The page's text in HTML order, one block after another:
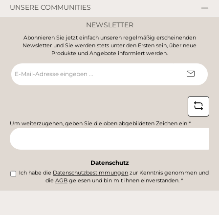
UNSERE COMMUNITIES
NEWSLETTER
Abonnieren Sie jetzt einfach unseren regelmäßig erscheinenden
Newsletter und Sie werden stets unter den Ersten sein, über neue
Produkte und Angebote informiert werden.
E-
Mail-
Adresse
Um weiterzugehen, geben Sie die oben abgebildeten Zeichen ein *
Datenschutz
Ich habe die Datenschutzbestimmungen zur Kenntnis genommen und
dieAGB gelesen und bin mit ihnen einverstanden.*